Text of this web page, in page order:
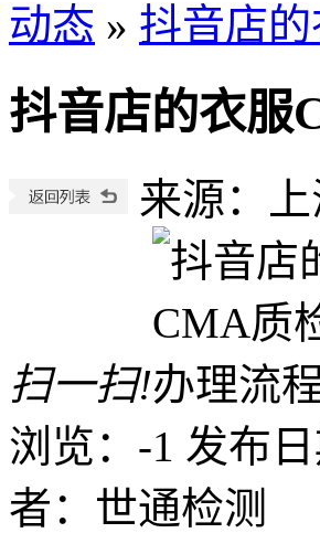
动态 » 抖音店
抖音店的衣服
来源：
扫一扫!
浏览：-1 发布
者：世通检测